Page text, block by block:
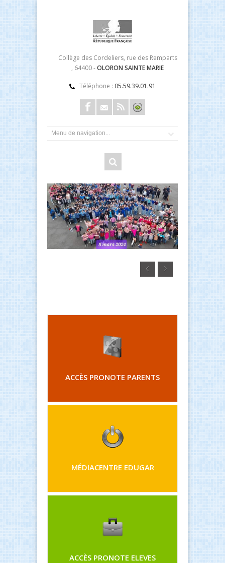
Collège des Cordeliers, rue des Remparts
, 64400 -OLORON SAINTE MARIE
Téléphone : 05.59.39.01.91
ACCÈS PRONOTE PARENTS
MÉDIACENTRE EDUGAR
ACCÈS PRONOTE ELEVES